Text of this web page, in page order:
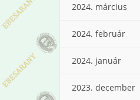
2024. március
2024. február
2024. január
2023. december